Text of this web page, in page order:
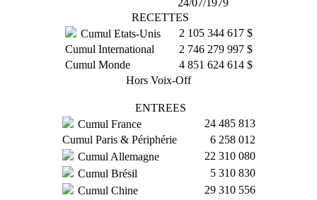
24/07/1979
RECETTES
Cumul Etats-Unis
2 105 344 617 $
Cumul International
2 746 279 997 $
Cumul Monde
4 851 624 614 $
Hors Voix-Off
ENTREES
Cumul France
24 485 813
Cumul Paris & Périphérie
6 258 012
Cumul Allemagne
22 310 080
Cumul Brésil
5 310 830
Cumul Chine
29 310 556